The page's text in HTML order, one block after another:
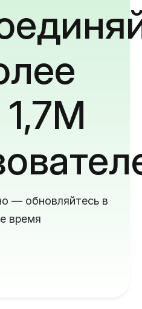
— обновляйтесь в
время